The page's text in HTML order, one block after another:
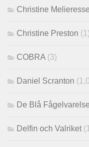
Christine
Christine Preston (1)
COBRA (3)
Daniel Scranton
De Blå
Delfin och Valriket